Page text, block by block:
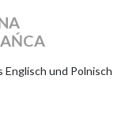
und Polnisch